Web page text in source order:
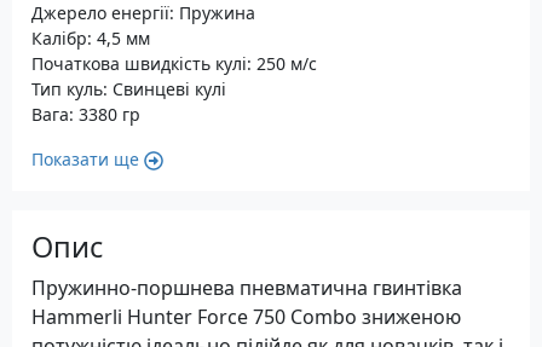
Джерело енергії: Пружина
Калібр: 4,5 мм
Початкова швидкість кулі: 250 м/с
Тип куль: Свинцеві кулі
Вага: 3380 гр
Показати ще
Опис
Пружинно-поршнева пневматична гвинтівка
Hammerli Hunter Force 750 Combo зниженою